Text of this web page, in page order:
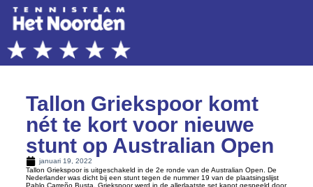
Tallon Griekspoor komt
nét te kort voor nieuwe
stunt op Australian Open
januari 19, 2022
Tallon Griekspoor is uitgeschakeld in de 2e ronde van de Australian Open. De
Nederlander was dicht bij een stunt tegen de nummer 19 van de plaatsingslijst
Pablo Carreño Busta. Griekspoor werd in de allerlaatste set kapot gespeeld door